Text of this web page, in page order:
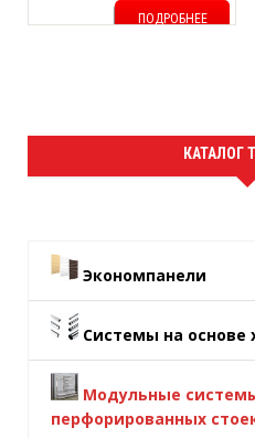
ПОДРОБНЕЕ
КАТАЛОГ
Экономпанели
Системы на основе
Модульные
перфорированных